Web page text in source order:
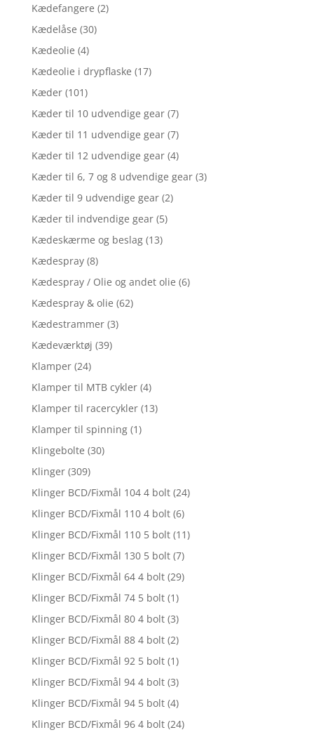
Kædefangere (2)
Kædelåse (30)
Kædeolie (4)
Kædeolie i drypflaske (17)
Kæder (101)
Kæder til 10 udvendige gear (7)
Kæder til 11 udvendige gear (7)
Kæder til 12 udvendige gear (4)
Kæder til 6, 7 og 8 udvendige gear (3)
Kæder til 9 udvendige gear (2)
Kæder til indvendige gear (5)
Kædeskærme og beslag (13)
Kædespray (8)
Kædespray / Olie og andet olie (6)
Kædespray & olie (62)
Kædestrammer (3)
Kædeværktøj (39)
Klamper (24)
Klamper til MTB cykler (4)
Klamper til racercykler (13)
Klamper til spinning (1)
Klingebolte (30)
Klinger (309)
Klinger BCD/Fixmål 104 4 bolt (24)
Klinger BCD/Fixmål 110 4 bolt (6)
Klinger BCD/Fixmål 110 5 bolt (11)
Klinger BCD/Fixmål 130 5 bolt (7)
Klinger BCD/Fixmål 64 4 bolt (29)
Klinger BCD/Fixmål 74 5 bolt (1)
Klinger BCD/Fixmål 80 4 bolt (3)
Klinger BCD/Fixmål 88 4 bolt (2)
Klinger BCD/Fixmål 92 5 bolt (1)
Klinger BCD/Fixmål 94 4 bolt (3)
Klinger BCD/Fixmål 94 5 bolt (4)
Klinger BCD/Fixmål 96 4 bolt (24)